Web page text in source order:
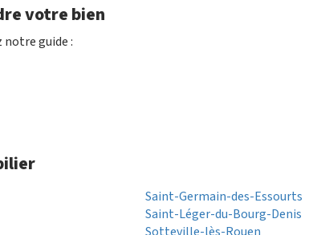
votre bien
guide :
Saint-Germain-des-Essourts
Saint-Léger-du-Bourg-Denis